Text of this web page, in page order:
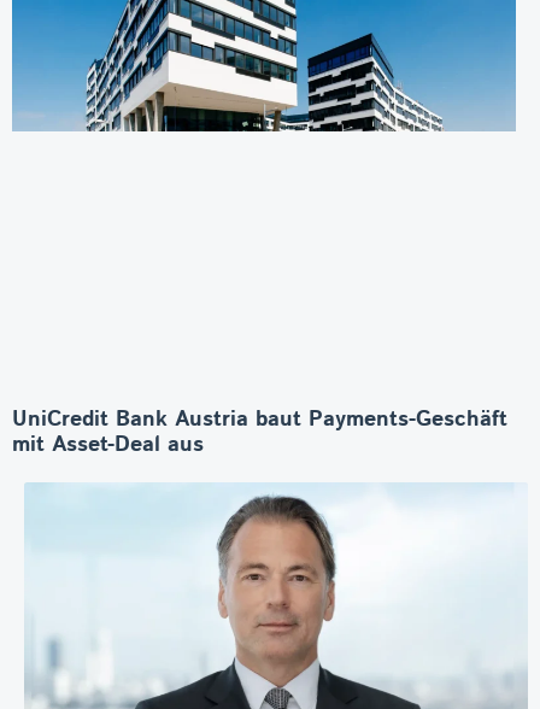
UniCredit Bank Austria baut Payments-Geschäft
mit Asset-Deal aus